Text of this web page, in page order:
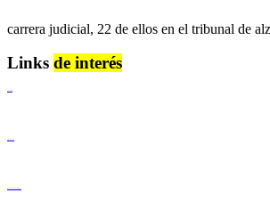
carrera judicial, 22 de ellos en el tribunal de
Links de interés